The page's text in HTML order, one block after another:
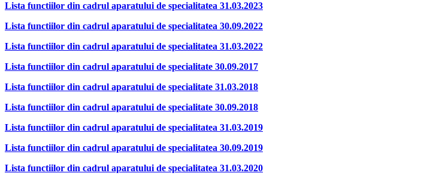
Lista functiilor din cadrul aparatului de specialitatea 31.03.2023
Lista functiilor din cadrul aparatului de specialitatea 30.09.2022
Lista functiilor din cadrul aparatului de specialitatea 31.03.2022
Lista functiilor din cadrul aparatului de specialitate 30.09.2017
Lista functiilor din cadrul aparatului de specialitate 31.03.2018
Lista functiilor din cadrul aparatului de specialitate 30.09.2018
Lista functiilor din cadrul aparatului de specialitatea 31.03.2019
Lista functiilor din cadrul aparatului de specialitatea 30.09.2019
Lista functiilor din cadrul aparatului de specialitatea 31.03.2020